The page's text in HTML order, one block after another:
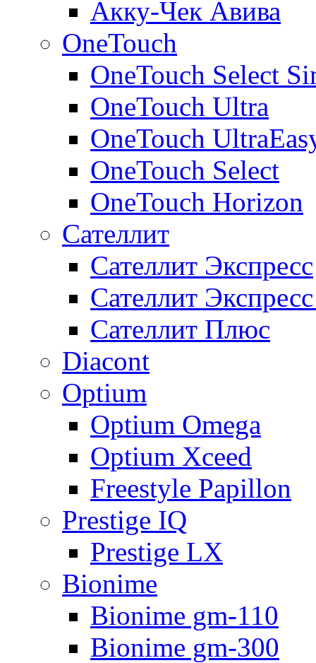
Акку-Чек Авива
OneTouch
OneTouch Select
OneTouch Ultra
OneTouch
OneTouch Select
OneTouch Horizon
Сателлит
Сателлит Экспресс
Сателлит
Сателлит Плюс
Diacont
Optium
Optium Omega
Optium Xceed
Freestyle Papillon
Prestige IQ
Prestige LX
Bionime
Bionime gm-110
Bionime gm-300